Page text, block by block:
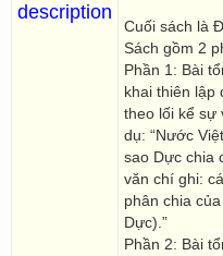
description
Cuối sách là
Sách gồm 2
Phần 1: Bài
khai thiên lập
theo lối kể sự
dụ: “Nước
sao Dực chia
văn chí ghi:
phân chia
Dực).”
Phần 2: Bài